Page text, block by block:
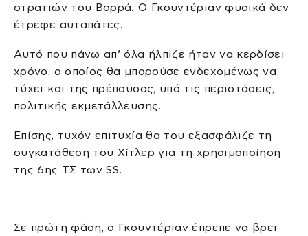
στρατιών του Βορρά. Ο Γκουντέριαν φυσικά δεν
έτρεφε αυταπάτες.
Αυτό που πάνω απ’ όλα ήλπιζε ήταν να κερδίσει
χρόνο, ο οποίος θα μπορούσε ενδεχομένως να
τύχει και της πρέπουσας, υπό τις περιστάσεις,
πολιτικής εκμετάλλευσης.
Επίσης, τυχόν επιτυχία θα του εξασφάλιζε τη
συγκατάθεση του Χίτλερ για τη χρησιμοποίηση
της 6ης ΤΣ των SS.
Σε πρώτη φάση, ο Γκουντέριαν έπρεπε να βρει